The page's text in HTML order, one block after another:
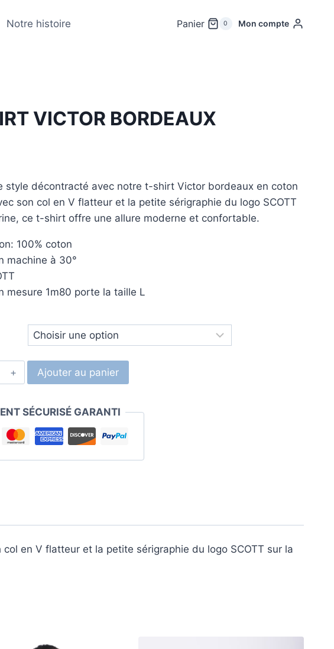
Notre histoire Panier 0 Mon compte
VICTOR BORDEAUX
style décontracté avec notre t-shirt Victor bordeaux en coton
son col en V flatteur et la petite sérigraphie du logo SCOTT
ce t-shirt offre une allure moderne et confortable.
100% coton
machine à 30°
mesure 1m80 porte la taille L
Ajouter au panier
SÉCURISÉ GARANTI
en V flatteur et la petite sérigraphie du logo SCOTT sur la